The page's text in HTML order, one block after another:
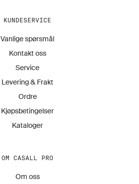
KUNDESERVICE
Vanlige spørsmål
Kontakt oss
Service
Levering & Frakt
Ordre
Kjøpsbetingelser
Kataloger
OM CASALL PRO
Om oss